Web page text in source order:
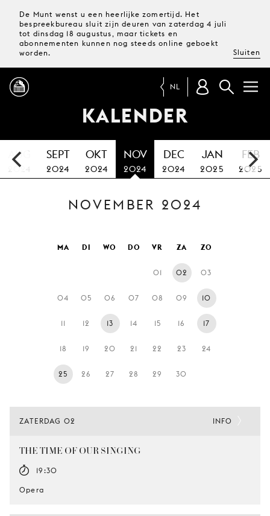
De Munt wenst u een heerlijke zomertijd. Het
bespreekbureau sluit zijn deuren van zaterdag 4 juli
tot dinsdag 18 augustus, maar tickets en
abonnementen kunnen nog steeds online geboekt
worden.
Sluiten
PROGRAMMA
MAGAZINE
TICKETS &
ABONNEMENTEN
BEZOEK
DE
MUNT
NL
KALENDER
AUG
2024
SEPT
2024
OKT
2024
NOV
2024
DEC
2024
JAN
2025
FEB
2025
NOVEMBER 2024
MA DI WO DO VR ZA ZO
01 02 03
04 05 06 07 08 09 10
11 12 13 14 15 16 17
18 19 20 21 22 23 24
25 26 27 28 29 30
ZATERDAG 02
THE TIME OF OUR SINGING
19:30
Opera
INFO